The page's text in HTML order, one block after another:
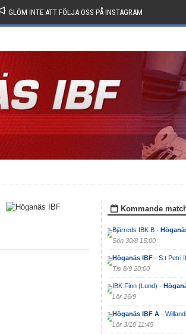
GLÖM INTE ATT FÖLJA OSS PÅ INSTAGRAM
Kommande
Bjärreds IBK B -
Sön 30/8 15:00
Höganäs IBF- S:t Petri
Tis 8/9 20:00
IBK Finn (Lund) -
Lör 26/9
Höganäs IBF A-
Lör 3/10 11:45